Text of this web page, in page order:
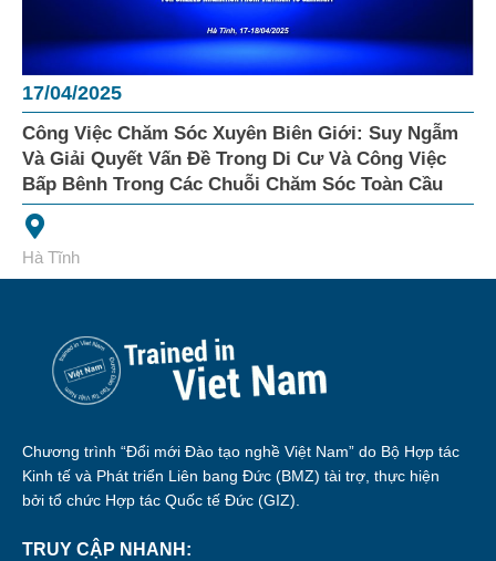
17/04/2025
Công Việc Chăm Sóc Xuyên Biên Giới: Suy Ngẫm
Và Giải Quyết Vấn Đề Trong Di Cư Và Công Việc
Bấp Bênh Trong Các Chuỗi Chăm Sóc Toàn Cầu
Hà Tĩnh
Chương trình “Đổi mới Đào tạo nghề Việt Nam” do Bộ Hợp tác
Kinh tế và Phát triển Liên bang Đức (BMZ) tài trợ, thực hiện
bởi tổ chức Hợp tác Quốc tế Đức (GIZ).
TRUY CẬP NHANH: